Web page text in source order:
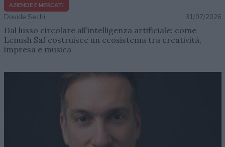
AZIENDE E MERCATI
Davide Sechi 31/07/2026
Dal lusso circolare all’intelligenza artificiale: come
Lenush Saf costruisce un ecosistema tra creatività,
impresa e musica